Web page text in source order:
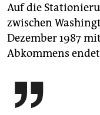
Auf die
zwischen
Dezember 1987
Abkommens
